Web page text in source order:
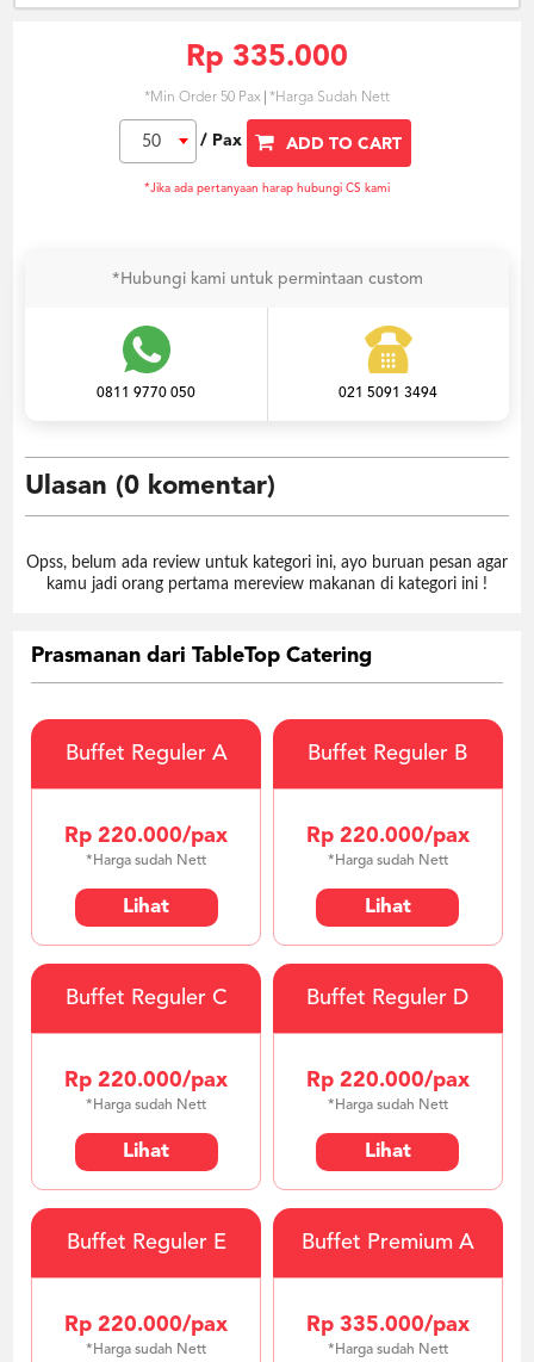
Rp 335.000
*Min Order 50 Pax *Harga Sudah Nett
50 / Pax ADD TO CART
*Jika ada pertanyaan harap hubungi CS kami
*Hubungi kami untuk permintaan custom
0811 9770 050 021 5091 3494
Ulasan (0 komentar)
Opss, belum ada review untuk kategori ini, ayo buruan pesan agar
kamu jadi orang pertama mereview makanan di kategori ini !
Prasmanan dari TableTop Catering
Buffet Reguler A
Rp 220.000/pax
*Harga sudah Nett
Lihat
Buffet Reguler B
Rp 220.000/pax
*Harga sudah Nett
Lihat
Buffet Reguler C
Rp 220.000/pax
*Harga sudah Nett
Lihat
Buffet Reguler D
Rp 220.000/pax
*Harga sudah Nett
Lihat
Buffet Reguler E
Rp 220.000/pax
*Harga sudah Nett
Buffet Premium A
Rp 335.000/pax
*Harga sudah Nett